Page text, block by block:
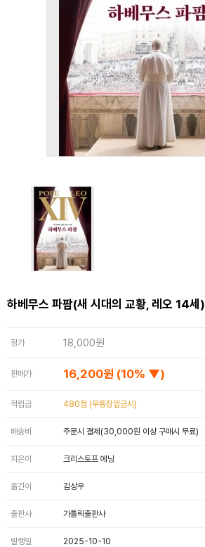
하베무스 파팜(새 시대의 교황, 레오 14세)
정가 18,000원
판매가 16,200원 (10% ▼)
적립금 480점 (무통장입금시)
배송비 주문시 결제(30,000원 이상 구매시 무료)
지은이 크리스토프 에닝
옮긴이 김상우
출판사 가톨릭출판사
발행일 2025-10-10